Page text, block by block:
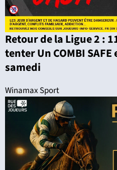
Retour de la Ligue 2 :
tenter Un COMBI SAFE
samedi
Winamax Sport